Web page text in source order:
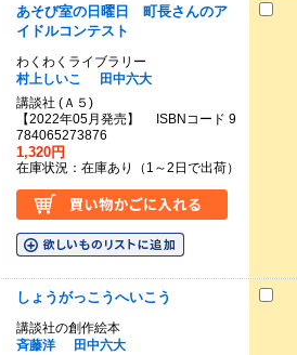
あそび室の日曜日 町長さんのア
イドルコンテスト
わくわくライブラリー
村上しいこ
田中六大
講談社 (Ａ５)
【2022年05月発売】 ISBNコード 9
784065273876
1,320円
在庫状況：在庫あり（1～2日で出荷）
しょうがっこうへいこう
講談社の創作絵本
斉藤洋
田中六大